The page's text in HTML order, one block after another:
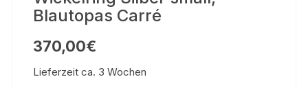
Blautopas Carré
370,00€
Lieferzeit ca. 3 Wochen